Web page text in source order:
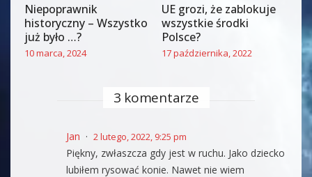
Niepoprawnik
historyczny – Wszystko
już było …?
10 marca, 2024
UE grozi, że zablokuje
wszystkie środki
Polsce?
17 października, 2022
3 komentarze
Jan 2 lutego, 2022, 9:25 pm
Piękny, zwłaszcza gdy jest w ruchu. Jako dziecko
lubiłem rysować konie. Nawet nie wiem